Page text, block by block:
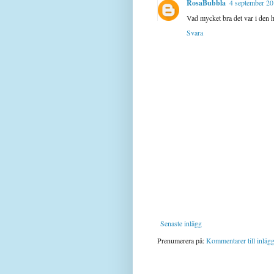
RosaBubbla 4 september
Vad mycket bra det var i den
Svara
Senaste inlägg
Prenumerera på:Kommentarer till